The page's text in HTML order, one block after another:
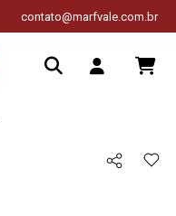
contato@marfvale.com.br